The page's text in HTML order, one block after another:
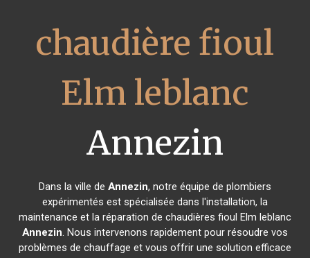
chaudière fioul
Elm leblanc
Annezin
Dans la ville de Annezin, notre équipe de plombiers
expérimentés est spécialisée dans l'installation, la
maintenance et la réparation de chaudières fioul Elm leblanc
Annezin. Nous intervenons rapidement pour résoudre vos
problèmes de chauffage et vous offrir une solution efficace